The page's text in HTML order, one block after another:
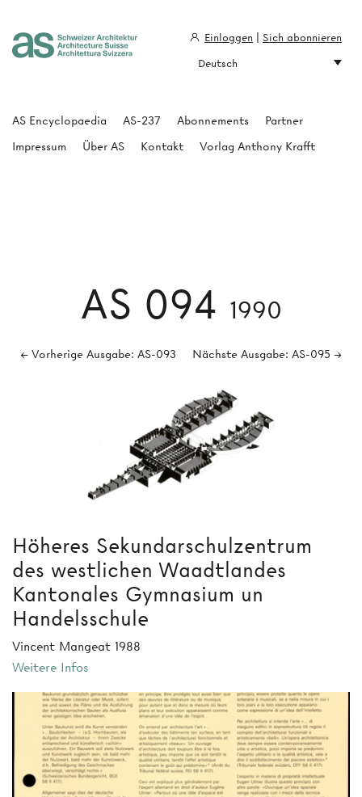
AS 094 1990
← Vorherige Ausgabe: AS-093 Nächste Ausgabe: AS-095 →
Höheres Sekundarschulzentrum
des westlichen Waadtlandes
Kantonales Gymnasium un
Handelsschule
Vincent Mangeat 1988
Weitere Infos
AS Encyclopaedia AS-237 Abonnements
Partner
Impressum
Über AS Kontakt Vorlag Anthony Krafft
Einloggen
Sich abonnieren
Deutsch